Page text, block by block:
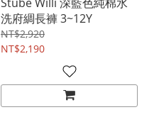
洗府綢長褲 3~12Y
NT$2,920
NT$2,190